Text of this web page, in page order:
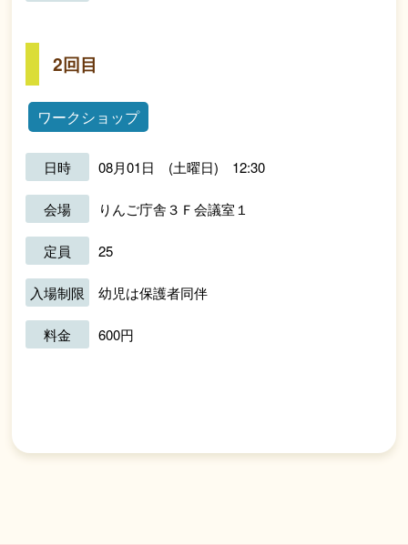
2回目
ワークショップ
日時 08月01日 (土曜日) 12:30
会場 りんご庁舎３Ｆ会議室１
定員 25
入場制限 幼児は保護者同伴
料金 600円